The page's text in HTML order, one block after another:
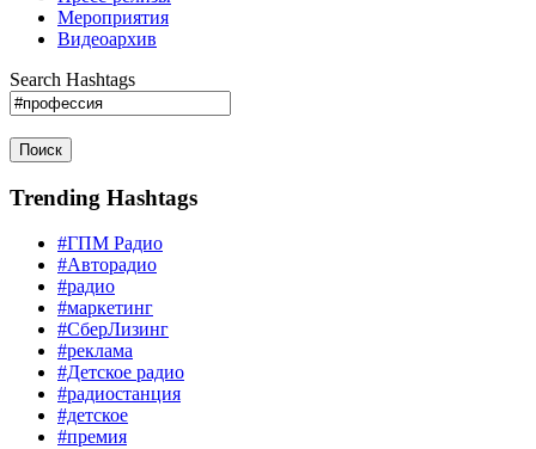
Мероприятия
Видеоархив
Search Hashtags
Поиск
Trending Hashtags
#ГПМ Радио
#Авторадио
#радио
#маркетинг
#СберЛизинг
#реклама
#Детское радио
#радиостанция
#детское
#премия